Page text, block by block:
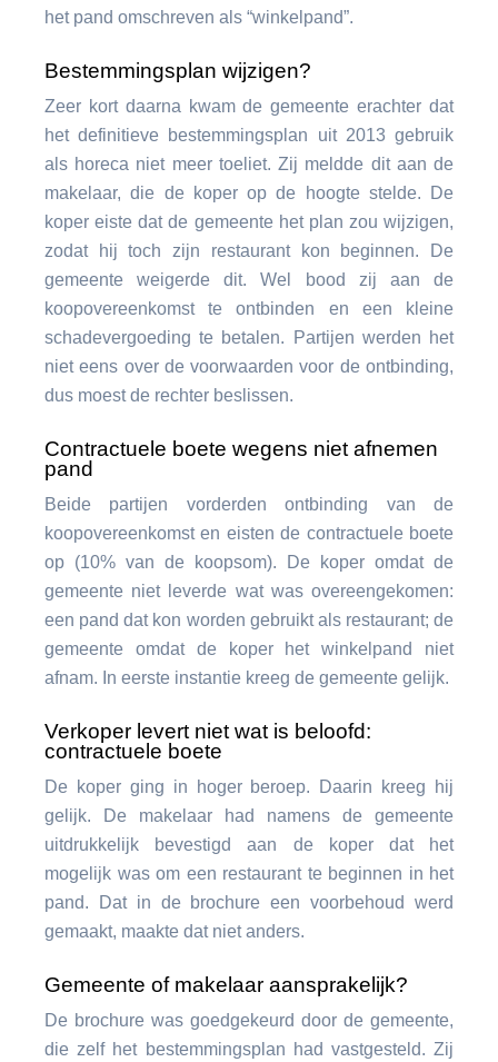
het pand omschreven als “winkelpand”.
Bestemmingsplan wijzigen?
Zeer kort daarna kwam de gemeente erachter dat
het definitieve bestemmingsplan uit 2013 gebruik
als horeca niet meer toeliet. Zij meldde dit aan de
makelaar, die de koper op de hoogte stelde. De
koper eiste dat de gemeente het plan zou wijzigen,
zodat hij toch zijn restaurant kon beginnen. De
gemeente weigerde dit. Wel bood zij aan de
koopovereenkomst te ontbinden en een kleine
schadevergoeding te betalen. Partijen werden het
niet eens over de voorwaarden voor de ontbinding,
dus moest de rechter beslissen.
Contractuele boete wegens niet afnemen
pand
Beide partijen vorderden ontbinding van de
koopovereenkomst en eisten de contractuele boete
op (10% van de koopsom). De koper omdat de
gemeente niet leverde wat was overeengekomen:
een pand dat kon worden gebruikt als restaurant; de
gemeente omdat de koper het winkelpand niet
afnam. In eerste instantie kreeg de gemeente gelijk.
Verkoper levert niet wat is beloofd:
contractuele boete
De koper ging in hoger beroep. Daarin kreeg hij
gelijk. De makelaar had namens de gemeente
uitdrukkelijk bevestigd aan de koper dat het
mogelijk was om een restaurant te beginnen in het
pand. Dat in de brochure een voorbehoud werd
gemaakt, maakte dat niet anders.
Gemeente of makelaar aansprakelijk?
De brochure was goedgekeurd door de gemeente,
die zelf het bestemmingsplan had vastgesteld. Zij